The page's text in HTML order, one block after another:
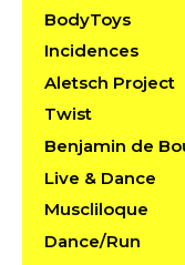
BodyToys
Incidences
Aletsch Project
Twist
Benjamin de
Live & Dance
Muscliloque
Dance/Run